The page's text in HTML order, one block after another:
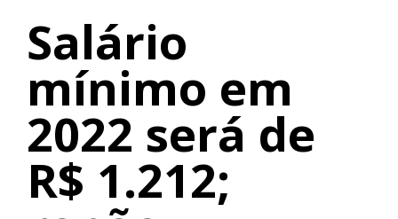
Salário
mínimo em
2022 será de
R$ 1.212;